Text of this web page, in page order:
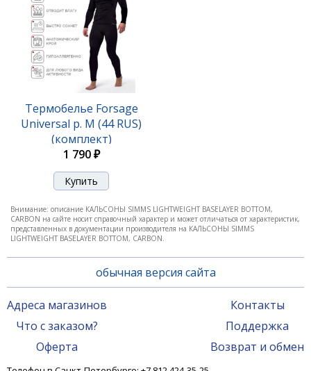
Термобелье Forsage
Universal р. M (44 RUS)
(комплект)
1 790 ₽
Внимание: описание КАЛЬСОНЫ SIMMS LIGHTWEIGHT BASELAYER BOTTOM,
CARBON на сайте носит справочный характер и может отличаться от характеристик,
представленных в документации производителя на КАЛЬСОНЫ SIMMS
LIGHTWEIGHT BASELAYER BOTTOM, CARBON.
обычная версия сайта
Адреса магазинов
Что с заказом?
Оферта
Контакты
Поддержка
Возврат и обмен